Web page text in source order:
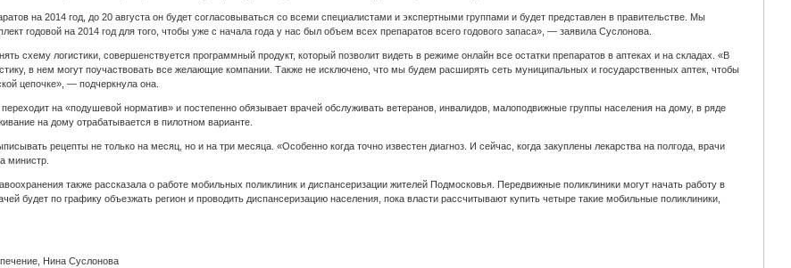
на 2014 год, до 20 августа он будет согласовываться со всеми специалистами и экспертными группами и будет представлен в правительстве. Мы
годовой на 2014 год для того, чтобы уже с начала года у нас был объем всех препаратов всего годового запаса», — заявила Суслонова.
схему логистики, совершенствуется программный продукт, который позволит видеть в режиме онлайн все остатки препаратов в аптеках и на складах. «В
в нем могут поучаствовать все желающие компании. Также не исключено, что мы будем расширять сеть муниципальных и государственных аптек, чтобы
цепочке», — подчеркнула она.
на «подушевой норматив» и постепенно обязывает врачей обслуживать ветеранов, инвалидов, малоподвижные группы населения на дому, в ряде
на дому отрабатывается в пилотном варианте.
рецепты не только на месяц, но и на три месяца. «Особенно когда точно известен диагноз. И сейчас, когда закуплены лекарства на полгода, врачи
министр.
также рассказала о работе мобильных поликлиник и диспансеризации жителей Подмосковья. Передвижные поликлиники могут начать работу в
будет по графику объезжать регион и проводить диспансеризацию населения, пока власти рассчитывают купить четыре такие мобильные поликлиники,
Нина Суслонова